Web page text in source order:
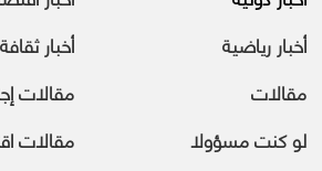
أخبار رياضية
أخبار ثقافة
مقالات
مقالات
لو كنت مسؤولا
مقالات